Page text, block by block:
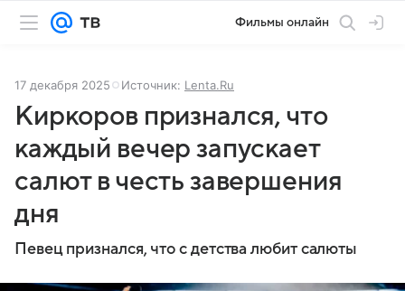
Фильмы онлайн
17 декабря 2025 Источник: Lenta.Ru
Киркоров признался, что
каждый вечер запускает
салют в честь завершения
дня
Певец признался, что с детства любит салюты